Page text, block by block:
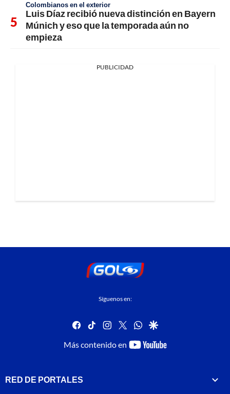
Colombianos en el exterior
Luis Díaz recibió nueva distinción en Bayern
Múnich y eso que la temporada aún no
empieza
PUBLICIDAD
Síguenos en:
facebook
tiktok instagram
twitterwhatsapp
google
Más contenido en
youtube-
RED DE PORTALES